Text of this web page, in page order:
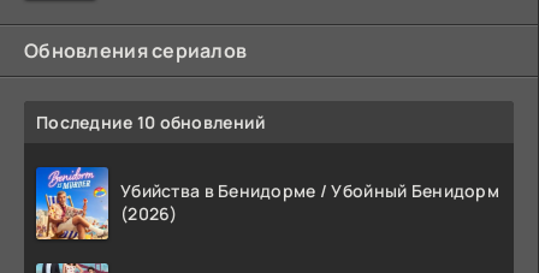
Обновления сериалов
Последние 10 обновлений
Убийства в Бенидорме / Убойный Бенидорм
(2026)